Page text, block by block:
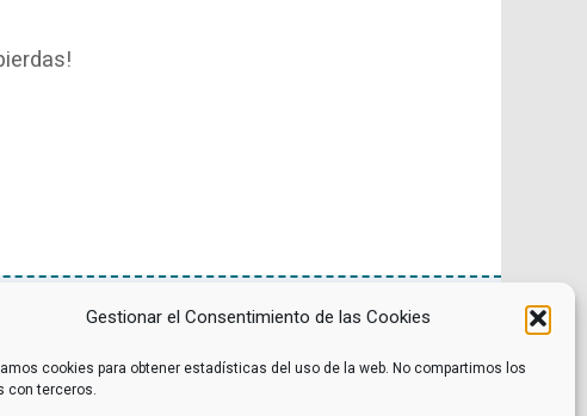
Gestionar el Consentimiento de las Cookies
cookies para obtener estadísticas del uso de la web. No compartimos los
con terceros.
Noticias
Internacional
Contacto